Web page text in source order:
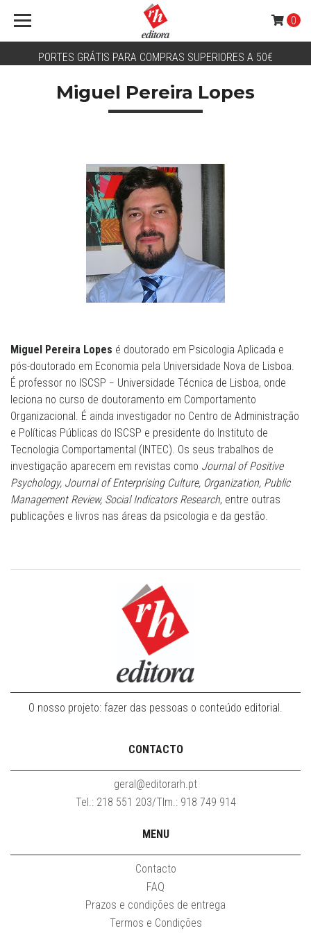
PORTES GRÁTIS PARA COMPRAS SUPERIORES A 50€
0
Miguel Pereira Lopes
Miguel Pereira Lopes é doutorado em Psicologia Aplicada e
pós-doutorado em Economia pela Universidade Nova de Lisboa.
É professor no ISCSP − Universidade Técnica de Lisboa, onde
leciona no curso de doutoramento em Comportamento
Organizacional. É ainda investigador no Centro de Administração
e Políticas Públicas do ISCSP e presidente do Instituto de
Tecnologia Comportamental (INTEC). Os seus trabalhos de
investigação aparecem em revistas como Journal of Positive
Psychology, Journal of Enterprising Culture, Organization, Public
Management Review, Social Indicators Research, entre outras
publicações e livros nas áreas da psicologia e da gestão.
O nosso projeto: fazer das pessoas o conteúdo editorial.
CONTACTO
geral@editorarh.pt
Tel.: 218 551 203/Tlm.: 918 749 914
MENU
Contacto
FAQ
Prazos e condições de entrega
Termos e Condições